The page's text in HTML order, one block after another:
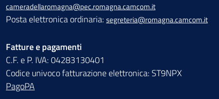
cameradellaromagna@pec.romagna.camcom.it
Posta elettronica ordinaria: segreteria@romagna.camcom.it
Fatture e pagamenti
C.F. e P. IVA: 04283130401
Codice univoco fatturazione elettronica: ST9NPX
PagoPA